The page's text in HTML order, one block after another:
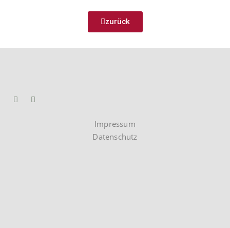
zurück
Impressum
Datenschutz